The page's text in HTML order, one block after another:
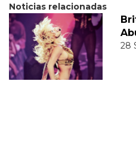
Noticias relacionadas
28